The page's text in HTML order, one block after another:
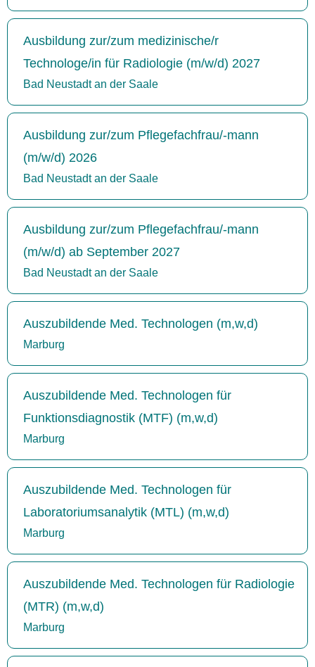
Ausbildung zur/zum medizinische/r
Technologe/in für Radiologie (m/w/d) 2027
Bad Neustadt an der Saale
Ausbildung zur/zum Pflegefachfrau/-mann
(m/w/d) 2026
Bad Neustadt an der Saale
Ausbildung zur/zum Pflegefachfrau/-mann
(m/w/d) ab September 2027
Bad Neustadt an der Saale
Auszubildende Med. Technologen (m,w,d)
Marburg
Auszubildende Med. Technologen für
Funktionsdiagnostik (MTF) (m,w,d)
Marburg
Auszubildende Med. Technologen für
Laboratoriumsanalytik (MTL) (m,w,d)
Marburg
Auszubildende Med. Technologen für Radiologie
(MTR) (m,w,d)
Marburg